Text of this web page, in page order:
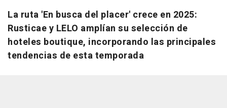
La ruta 'En busca del placer' crece en 2025:
Rusticae y LELO amplían su selección de
hoteles boutique, incorporando las principales
tendencias de esta temporada